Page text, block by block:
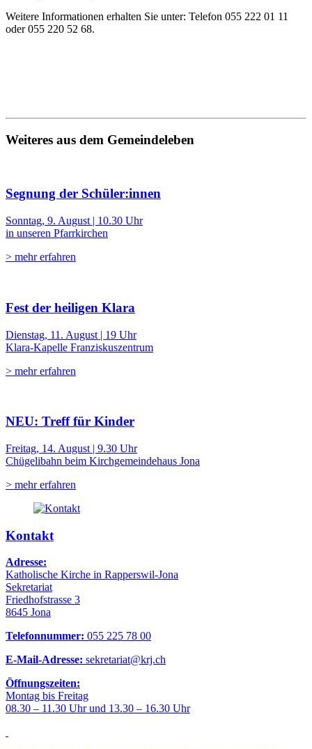
Weitere Informationen erhalten Sie unter: Telefon 055 222 01 11
oder 055 220 52 68.
Weiteres aus dem Gemeindeleben
Segnung der Schüler:innen
Sonntag, 9. August | 10.30 Uhr
in unseren Pfarrkirchen
> mehr erfahren
Fest der heiligen Klara
Dienstag, 11. August | 19 Uhr
Klara-Kapelle Franziskuszentrum
> mehr erfahren
NEU: Treff für Kinder
Freitag, 14. August | 9.30 Uhr
Chügelibahn beim Kirchgemeindehaus Jona
> mehr erfahren
Kontakt
Adresse:
Katholische Kirche in Rapperswil-Jona
Sekretariat
Friedhofstrasse 3
8645 Jona
Telefonnummer: 055 225 78 00
E-Mail-Adresse: sekretariat@krj.ch
Öffnungszeiten:
Montag bis Freitag
08.30 – 11.30 Uhr und 13.30 – 16.30 Uhr